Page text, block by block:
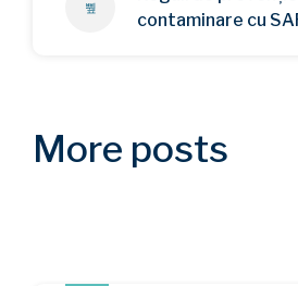
contaminare cu
More posts